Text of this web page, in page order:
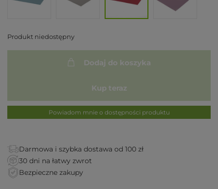
Produkt niedostępny
Dodaj do koszyka
Kup teraz
Powiadom mnie o dostępności produktu
Darmowa i szybka dostawa od 100 zł
30 dni na łatwy zwrot
Bezpieczne zakupy